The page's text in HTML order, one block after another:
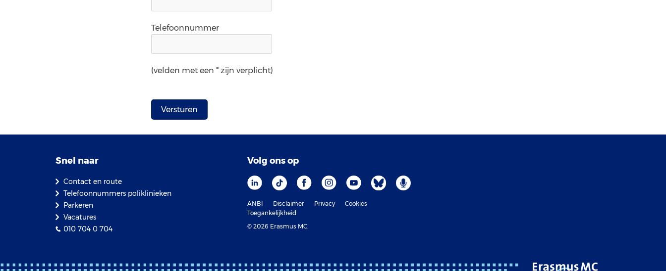
Telefoonnummer
(velden met een * zijn verplicht)
Snel naar
Contact en route
Telefoonnummers poliklinieken
Parkeren
Vacatures
010 704 0 704
Volg ons op
ANBI Disclaimer Privacy
Cookies
Toegankelijkheid
© 2026 Erasmus MC.